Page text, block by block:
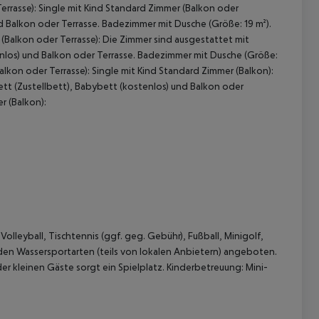
Single mit Kind Standard Zimmer (Balkon oder
oder Terrasse. Badezimmer mit Dusche (Größe: 19 m²).
oder Terrasse): Die Zimmer sind ausgestattet mit
und Balkon oder Terrasse. Badezimmer mit Dusche (Größe:
oder Terrasse): Single mit Kind Standard Zimmer (Balkon):
(Zustellbett), Babybett (kostenlos) und Balkon oder
(Balkon):
Tischtennis (ggf. geg. Gebühr), Fußball, Minigolf,
Wassersportarten (teils von lokalen Anbietern) angeboten.
kleinen Gäste sorgt ein Spielplatz. Kinderbetreuung: Mini-